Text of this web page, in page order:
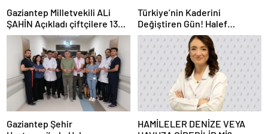
Gaziantep Milletvekili ALi
ŞAHİN Açıkladı çiftçilere 132
Milyon TL acil destek!
Türkiye’nin Kaderini
Değiştiren Gün! Halef
Bilgiç’ten Lozan’ın Yıl
Dönümünde Anlamlı Mesaj!
Gaziantep Şehir
HAMİLELER DENİZE VEYA